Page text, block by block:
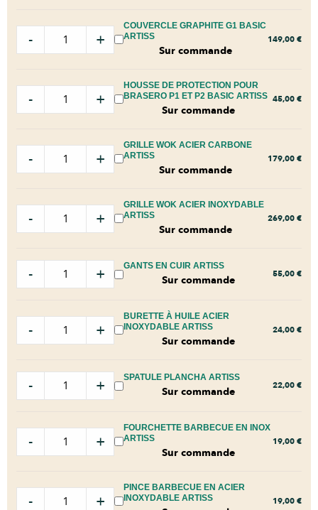
COUVERCLE GRAPHITE G1 BASIC
ARTISS
Sur commande
- + 149,00 €
HOUSSE DE PROTECTION POUR
BRASERO P1 ET P2 BASIC ARTISS
Sur commande
- + 45,00 €
GRILLE WOK ACIER CARBONE
ARTISS
Sur commande
- + 179,00 €
GRILLE WOK ACIER INOXYDABLE
ARTISS
Sur commande
- + 269,00 €
GANTS EN CUIR ARTISS
Sur commande
- + 55,00 €
BURETTE À HUILE ACIER
INOXYDABLE ARTISS
Sur commande
- + 24,00 €
SPATULE PLANCHA ARTISS
Sur commande
- + 22,00 €
FOURCHETTE BARBECUE EN INOX
ARTISS
Sur commande
- + 19,00 €
PINCE BARBECUE EN ACIER
INOXYDABLE ARTISS
- + 19,00 €